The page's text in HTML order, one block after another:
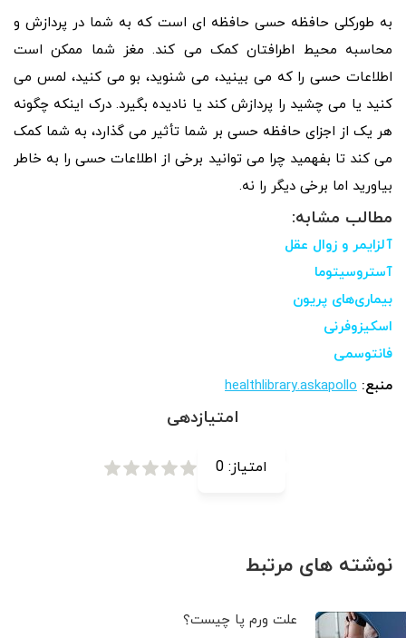
به طورکلی حافظه حسی حافظه ای است که به شما در پردازش و
محاسبه محیط اطرافتان کمک می کند. مغز شما ممکن است
اطلاعات حسی را که می بینید، می شنوید، بو می کنید، لمس می
کنید یا می چشید را پردازش کند یا نادیده بگیرد. درک اینکه چگونه
هر یک از اجزای حافظه حسی بر شما تأثیر می گذارد، به شما کمک
می کند تا بفهمید چرا می توانید برخی از اطلاعات حسی را به خاطر
بیاورید اما برخی دیگر را نه.
مطالب مشابه:
آلزایمر و زوال عقل
آستروسیتوما
بیماری‌های پریون
اسکیزوفرنی
فانتوسمی
منبع: healthlibrary.askapollo
امتیازدهی
امتیاز: 0
نوشته های مرتبط
علت ورم پا چیست؟